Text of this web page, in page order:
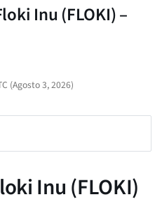
Inu (FLOKI) –
(Agosto 3, 2026)
Inu (FLOKI)